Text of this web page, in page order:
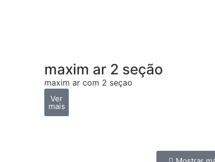
maxim ar 2 seção
maxim ar com 2 seçao
Ver
mais